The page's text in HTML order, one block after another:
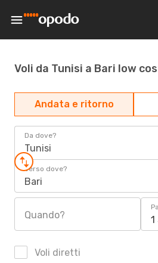
Voli da Tunisi a Bari low
Andata e ritorno
Da dove?
Tunisi
Verso dove?
Bari
Quando?
Voli diretti